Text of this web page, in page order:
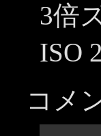
3倍
ISO
コメ